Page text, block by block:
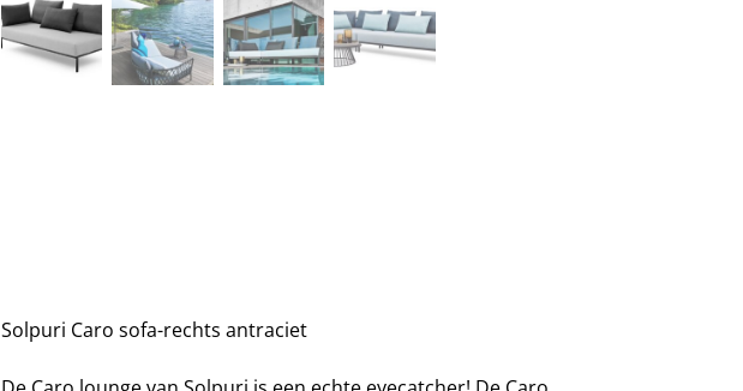
Solpuri Caro sofa-rechts antraciet